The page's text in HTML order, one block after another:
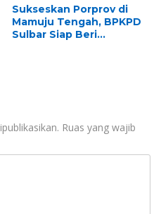
Sukseskan Porprov di
Mamuju Tengah, BPKPD
Sulbar Siap Beri
Ruas yang wajib